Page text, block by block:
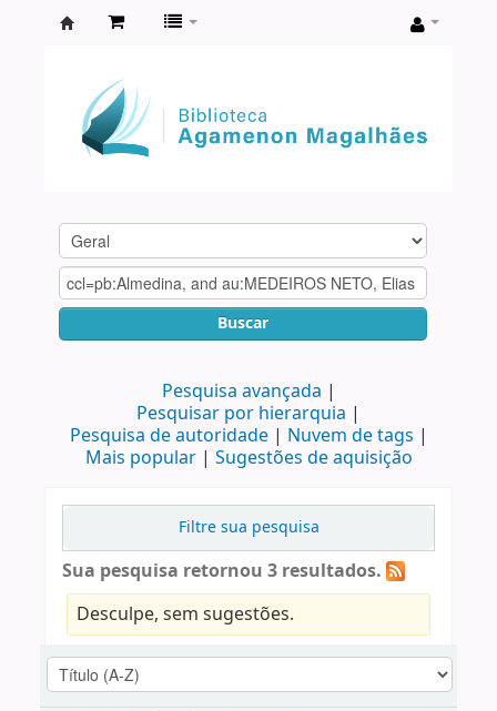
Agamenon
Magalhães
Buscar
Pesquisa avançada
Pesquisar por hierarquia
Pesquisa de autoridade
Nuvem de tags
Mais popular
Sugestões de aquisição
Filtre sua pesquisa
Sua pesquisa retornou 3 resultados.
Desculpe, sem sugestões.